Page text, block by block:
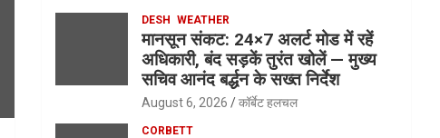
DESH WEATHER
मानसून संकट: 24×7 अलर्ट मोड में रहें
अधिकारी, बंद सड़कें तुरंत खोलें — मुख्य
सचिव आनंद बर्द्धन के सख्त निर्देश
August 6, 2026 कॉर्बेट हलचल
CORBETT